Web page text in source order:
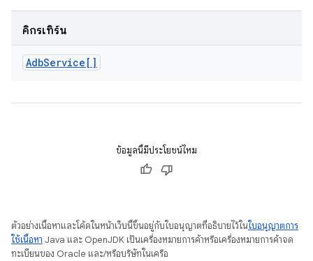
คิกรีเทิร์น
AdbService[]
ข้อมูลนี้มีประโยชน์ไหม
ตัวอย่างเนื้อหาและโค้ดในหน้าเว็บนี้ขึ้นอยู่กับใบอนุญาตที่อธิบายไว้ในใบอนุญาตการ
ใช้เนื้อหา Java และ OpenJDK เป็นเครื่องหมายการค้าหรือเครื่องหมายการค้าจด
ทะเบียนของ Oracle และ/หรือบริษัทในเครือ